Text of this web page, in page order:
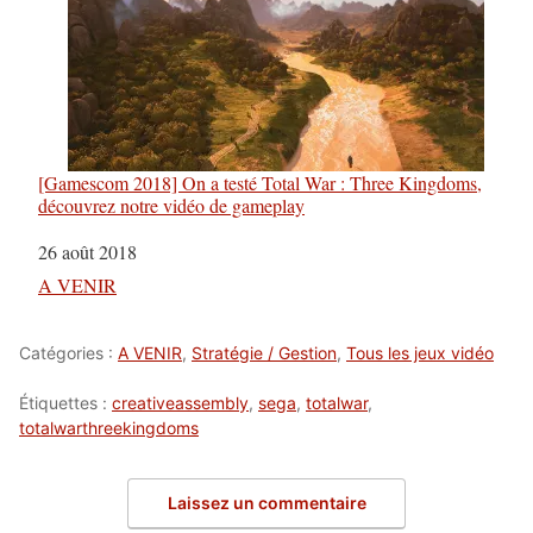
[Gamescom 2018] On a testé Total War : Three Kingdoms,
découvrez notre vidéo de gameplay
Date
26 août 2018
Par rapport à
A VENIR
Catégories : A VENIR, Stratégie / Gestion, Tous les jeux vidéo
Étiquettes : creativeassembly, sega, totalwar,
totalwarthreekingdoms
Laissez un commentaire